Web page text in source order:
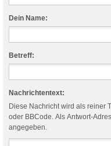
Dein Name:
Betreff:
Nachrichtentext:
Diese Nachricht wird als reiner
oder BBCode. Als Antwort-
angegeben.